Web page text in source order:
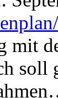
mit
soll